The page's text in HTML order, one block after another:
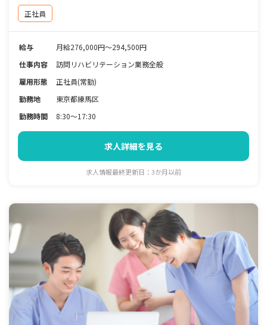
正社員
給与
月給276,000円～294,500円
仕事内容
訪問リハビリテーション業務全般
雇用形態
正社員(常勤)
勤務地
東京都練馬区
勤務時間
8:30～17:30
求人詳細を見る
求人情報最終更新日：3か月以前